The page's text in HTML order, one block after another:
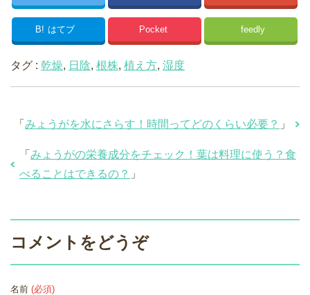
B! はてブ Pocket feedly
タグ : 乾燥, 日陰, 根株, 植え方, 湿度
「 みょうがを水にさらす！時間ってどのくらい必要？ 」
「 みょうがの栄養成分をチェック！葉は料理に使う？食
べることはできるの？ 」
コメントをどうぞ
名前 (必須)